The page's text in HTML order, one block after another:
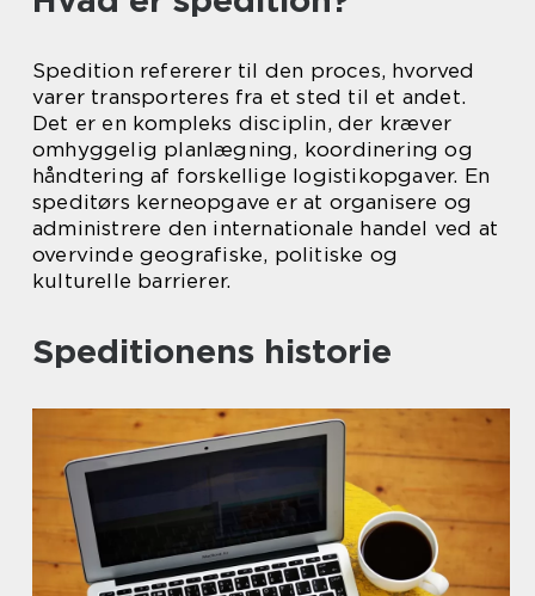
Spedition refererer til den proces, hvorved
varer transporteres fra et sted til et andet.
Det er en kompleks disciplin, der kræver
omhyggelig planlægning, koordinering og
håndtering af forskellige logistikopgaver. En
speditørs kerneopgave er at organisere og
administrere den internationale handel ved at
overvinde geografiske, politiske og
kulturelle barrierer.
Speditionens historie